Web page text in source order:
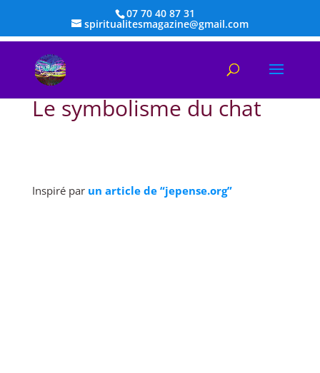
07 70 40 87 31
spiritualitesmagazine@gmail.com
Le symbolisme du chat
Inspiré par un article de “jepense.org”